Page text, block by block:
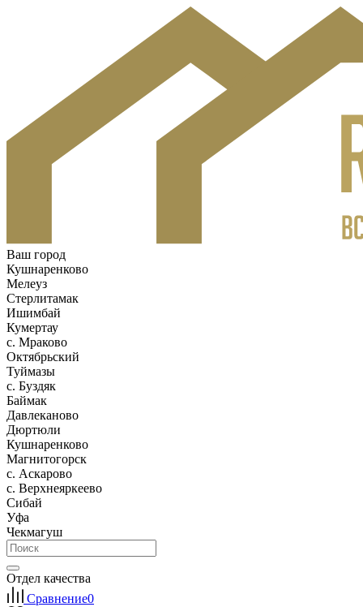
Ваш город
Кушнаренково
Мелеуз
Стерлитамак
Ишимбай
Кумертау
c. Мраково
Октябрьский
Туймазы
c. Буздяк
Баймак
Давлеканово
Дюртюли
Кушнаренково
Магнитогорск
с. Аскарово
с. Верхнеяркеево
Сибай
Уфа
Чекмагуш
Отдел качества
Сравнение0